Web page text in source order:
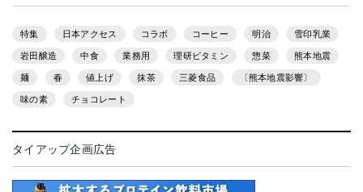
特集 日本アクセス コラボ コーヒー 明治 雪印乳業
岩田醸造 中食 業務用 理研ビタミン 惣菜 熊本地震
麺 春 値上げ 抹茶 三菱食品 〔熊本地震影響〕
味の素 チョコレート
タイアップ企画広告